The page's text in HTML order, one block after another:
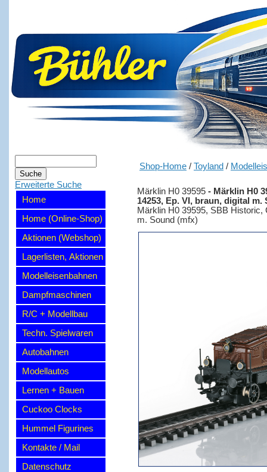
Erweiterte Suche
Home
Home (Online-Shop)
Aktionen (Webshop)
Lagerlisten, Aktionen
Modelleisenbahnen
Dampfmaschinen
R/C + Modellbau
Techn. Spielwaren
Autobahnen
Modellautos
Lernen + Bauen
Cuckoo Clocks
Hummel Figurines
Kontakte / Mail
Datenschutz
Shop-Home / Toyland /
Märklin H0 39595 - Märklin H0
14253, Ep. VI, braun, digital m.
Märklin H0 39595, SBB Historic,
m. Sound (mfx)